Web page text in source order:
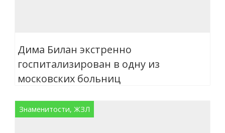
Дима Билан экстренно
госпитализирован в одну из
московских больниц
Знаменитости, ЖЗЛ